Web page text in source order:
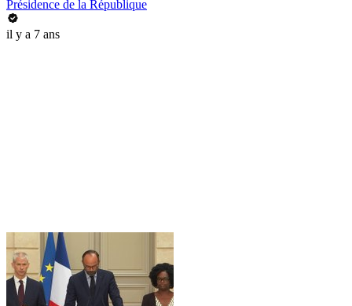
Présidence de la République
il y a 7 ans